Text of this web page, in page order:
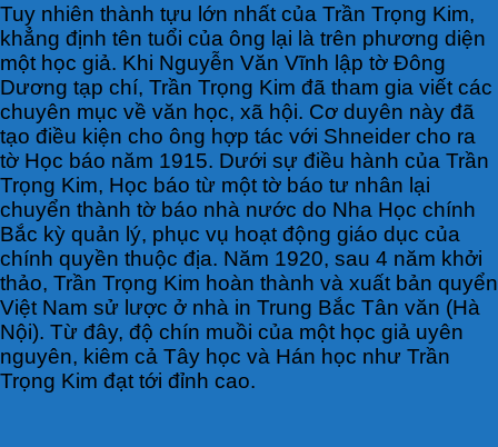
Tuy nhiên thành tựu lớn nhất của Trần Trọng Kim,
khẳng định tên tuổi của ông lại là trên phương diện
một học giả. Khi Nguyễn Văn Vĩnh lập tờ Đông
Dương tạp chí, Trần Trọng Kim đã tham gia viết các
chuyên mục về văn học, xã hội. Cơ duyên này đã
tạo điều kiện cho ông hợp tác với Shneider cho ra
tờ Học báo năm 1915. Dưới sự điều hành của Trần
Trọng Kim, Học báo từ một tờ báo tư nhân lại
chuyển thành tờ báo nhà nước do Nha Học chính
Bắc kỳ quản lý, phục vụ hoạt động giáo dục của
chính quyền thuộc địa. Năm 1920, sau 4 năm khởi
thảo, Trần Trọng Kim hoàn thành và xuất bản quyển
Việt Nam sử lược ở nhà in Trung Bắc Tân văn (Hà
Nội). Từ đây, độ chín muồi của một học giả uyên
nguyên, kiêm cả Tây học và Hán học như Trần
Trọng Kim đạt tới đỉnh cao.